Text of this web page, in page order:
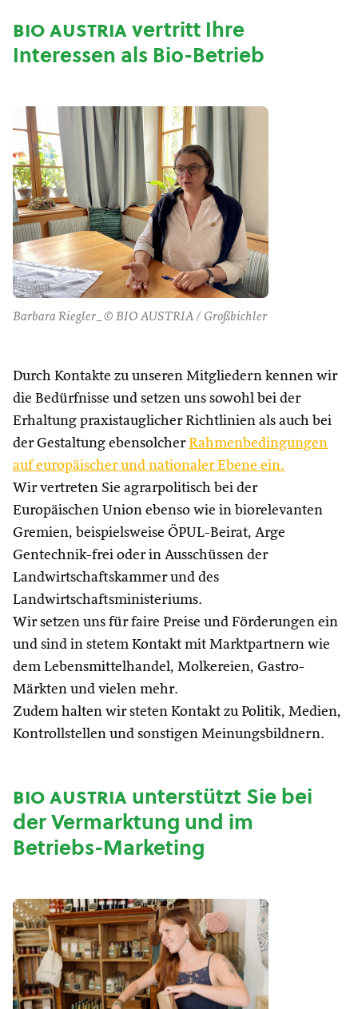
bio austriavertritt Ihre
Interessen als Bio-Betrieb
Barbara Riegler_© BIO AUSTRIA / Großbichler
Durch Kontakte zu unseren Mitgliedern kennen wir
die Bedürfnisse und setzen uns sowohl bei der
Erhaltung praxistauglicher Richtlinien als auch bei
der Gestaltung ebensolcher Rahmenbedingungen
auf europäischer und nationaler Ebene ein.
Wir vertreten Sie agrarpolitisch bei der
Europäischen Union ebenso wie in biorelevanten
Gremien, beispielsweise ÖPUL-Beirat, Arge
Gentechnik-frei oder in Ausschüssen der
Landwirtschaftskammer und des
Landwirtschaftsministeriums.
Wir setzen uns für faire Preise und Förderungen ein
und sind in stetem Kontakt mit Marktpartnern wie
dem Lebensmittelhandel, Molkereien, Gastro-
Märkten und vielen mehr.
Zudem halten wir steten Kontakt zu Politik, Medien,
Kontrollstellen und sonstigen Meinungsbildnern.
bio austriaunterstützt Sie bei
der Vermarktung und im
Betriebs-Marketing